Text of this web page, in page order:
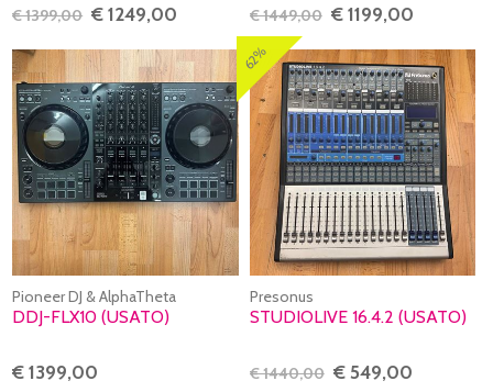
€ 1399,00 € 1249,00 € 1449,00 € 1199,00
Pioneer DJ & AlphaTheta
DDJ-FLX10 (USATO)
€ 1399,00
62%
Presonus
STUDIOLIVE 16.4.2 (USATO)
€ 1440,00 € 549,00